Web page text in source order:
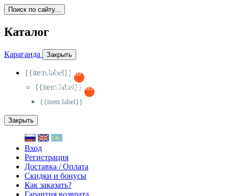
Поиск по сайту...
Каталог
Караганда Закрыть
{{item.label}}
{{activeItem==item.id?'-
{{item.label}}
{{activeSubitem==item.id?'-
{{item.label}}
Закрыть
Вход
Регистрация
Доставка / Оплата
Скидки и бонусы
Как заказать?
Гарантия возврата